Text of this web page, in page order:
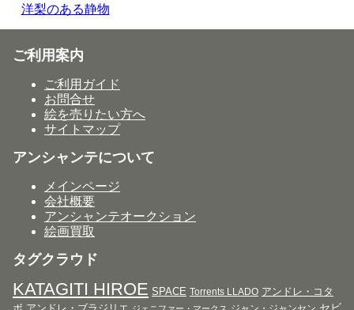
洋梨のある静物
ご利用案内
ご利用ガイド
お問合せ
絵を売りたい方へ
サイトマップ
アンシャンテについて
メインページ
会社概要
アンシャンテオークション
絵画買取
タグクラウド
KATAGITI HIROE SPACE Torrents LLADO アンドレ・コタ